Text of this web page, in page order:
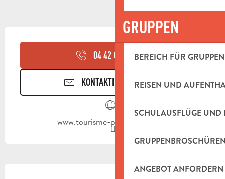
GRUPPEN
BEREICH FÜR GRUPPEN
REISEN UND
SCHULAUSFLÜGE UND
ANGEBOT ANFORDERN
ÖFFNUNGSZEITEN &
04 42 03 49▒▒
KONTAKTIEREN SIE UNS
www.tourisme-paysdaubagne.fr